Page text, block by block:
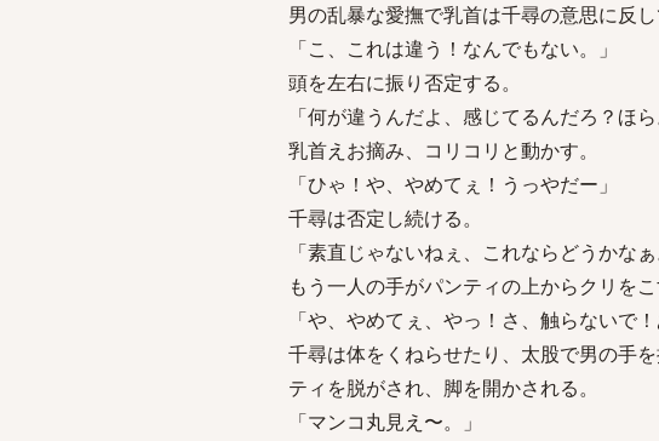
男の乱暴な愛撫で乳首は千尋の意思に反し
「こ、これは違う！なんでもない。」
頭を左右に振り否定する。
「何が違うんだよ、感じてるんだろ？ほら
乳首えお摘み、コリコリと動かす。
「ひゃ！や、やめてぇ！うっやだー」
千尋は否定し続ける。
「素直じゃないねぇ、これならどうかなぁ
もう一人の手がパンティの上からクリをこ
「や、やめてぇ、やっ！さ、触らないで！
千尋は体をくねらせたり、太股で男の手
ティを脱がされ、脚を開かされる。
「マンコ丸見え〜。」